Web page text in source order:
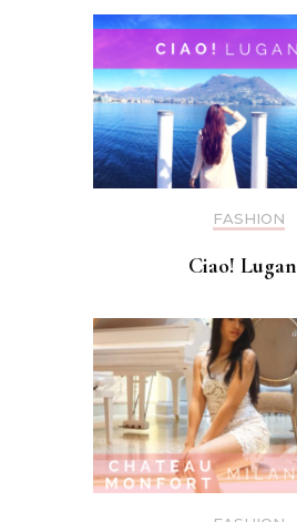
FASHION
Ciao!